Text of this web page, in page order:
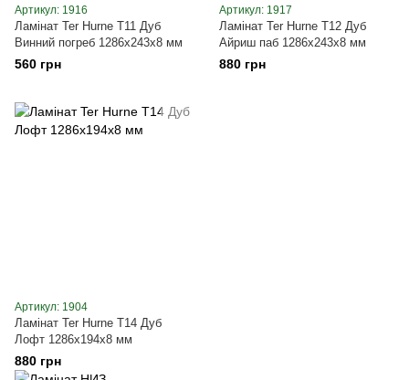
Артикул: 1916
Ламінат Ter Hurne T11 Дуб
Винний погреб 1286x243x8 мм
560 грн
Артикул: 1917
Ламінат Ter Hurne T12 Дуб
Айриш паб 1286x243x8 мм
880 грн
Артикул: 1904
Ламінат Ter Hurne T14 Дуб
Лофт 1286x194x8 мм
880 грн